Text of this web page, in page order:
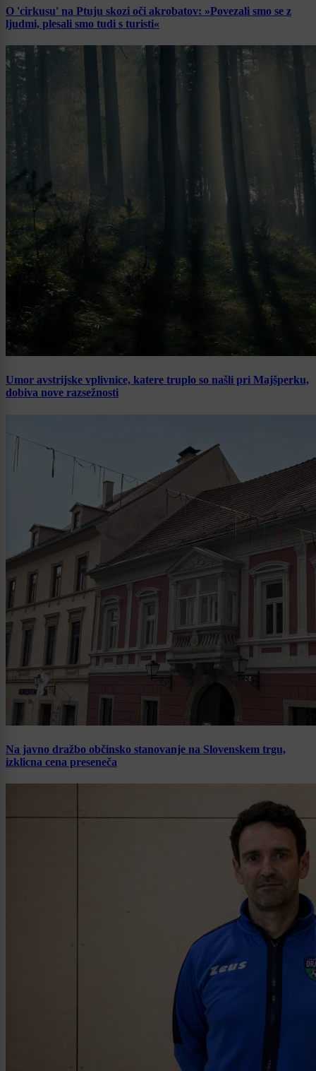
O 'cirkusu' na Ptuju skozi oči akrobatov: »Povezali smo se z
ljudmi, plesali smo tudi s turisti«
Umor avstrijske vplivnice, katere truplo so našli pri Majšperku,
dobiva nove razsežnosti
Na javno dražbo občinsko stanovanje na Slovenskem trgu,
izklicna cena preseneča